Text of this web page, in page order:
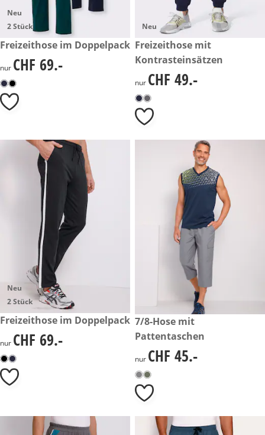
Neu
2 Stück
CHF 69.-
Freizeithose im Doppelpack
CHF 69.-
nur CHF 69.-
Neu
CHF 49.-
Freizeithose mit
Kontrasteinsätzen
CHF 49.-
nur CHF 49.-
Neu
2 Stück
CHF 69.-
Freizeithose im Doppelpack
CHF 69.-
nur CHF 69.-
CHF 45.-
7/8-Hose mit
Pattentaschen
CHF 45.-
nur CHF 45.-